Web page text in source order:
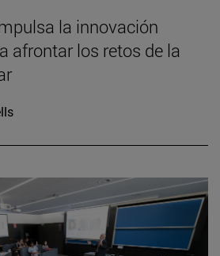
la innovación
afrontar los retos de la